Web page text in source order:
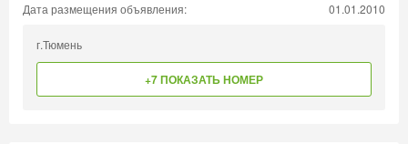
Дата размещения объявления: 01.01.2010
г.Тюмень
+7 ПОКАЗАТЬ НОМЕР